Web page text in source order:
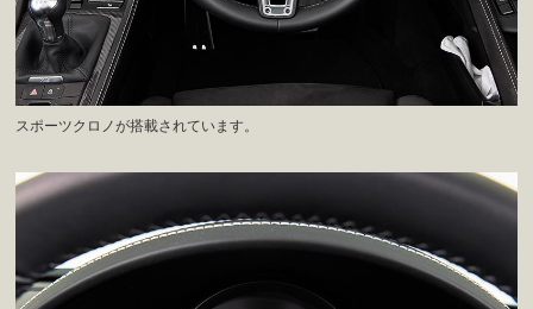
スポーツクロノが搭載されています。